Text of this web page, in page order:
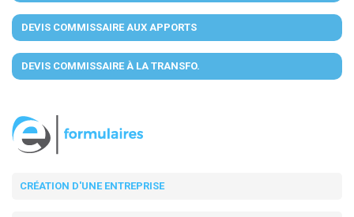
DEVIS COMMISSAIRE AUX APPORTS
DEVIS COMMISSAIRE À LA TRANSFO.
CRÉATION D'UNE ENTREPRISE